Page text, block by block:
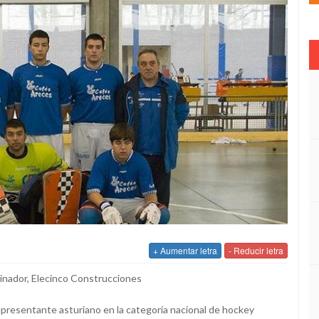
+ Aumentar letra - Reducir letra
Elecinco Construcciones
asturiano en la categoría nacional de hockey